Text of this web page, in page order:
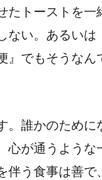
トーストを
い。あるい
でもそうな
誰かのため
が通うよう
う食事は善